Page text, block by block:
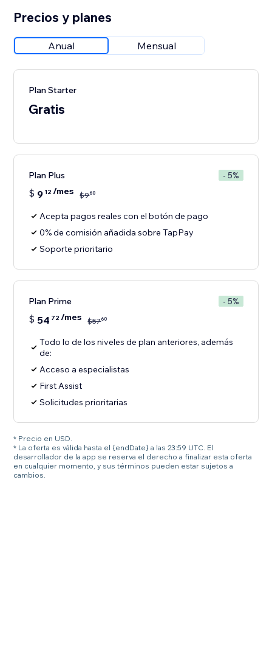
Precios y planes
Anual Mensual
Plan Starter
Gratis
Plan Plus - 5%
$ 9 12/mes $960
Acepta pagos reales con el botón de pago
0% de comisión añadida sobre TapPay
Soporte prioritario
Plan Prime - 5%
$ 54 72/mes $5760
Todo lo de los niveles de plan anteriores, además
de:
Acceso a especialistas
First Assist
Solicitudes prioritarias
* Precio en USD.
* La oferta es válida hasta el {endDate} a las 23:59 UTC. El
desarrollador de la app se reserva el derecho a finalizar esta oferta
en cualquier momento, y sus términos pueden estar sujetos a
cambios.